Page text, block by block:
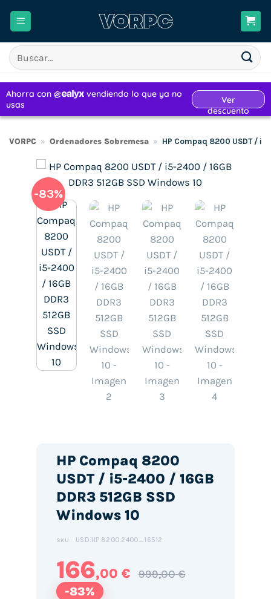
Buscar
por:
VORPC » Ordenadores Sobremesa » HP Compaq 8200 USDT /
-83%
HP Compaq 8200
USDT / i5-2400 / 16GB
DDR3 512GB SSD
Windows 10
SKU: USD.HP.8200.2400_16512
166,00 € 999,00 €
-83%